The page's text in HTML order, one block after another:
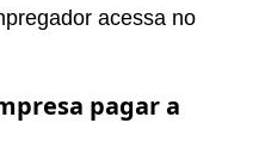
acessa no
pagar a